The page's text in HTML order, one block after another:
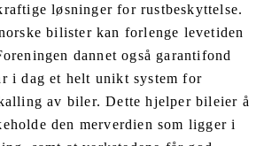
løsninger for rustbeskyttelse.
bilister kan forlenge levetiden
dannet også garantifond
i dag et helt unikt system for
av biler. Dette hjelper bileier å
den merverdien som ligger i